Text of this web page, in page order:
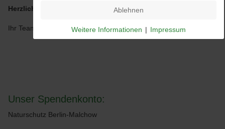
Herzlichen Dank für Ihr Interesse und Ihre Unterstützung!
Ihr Team vom Naturschutz Berlin-Malchow
Unser Spendenkonto:
Naturschutz Berlin-Malchow
Ablehnen
Weitere Informationen | Impressum